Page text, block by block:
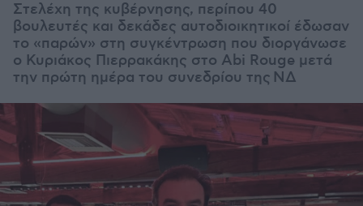
Στελέχη της κυβέρνησης, περίπου 40
βουλευτές και δεκάδες αυτοδιοικητικοί έδωσαν
το «παρών» στη συγκέντρωση που διοργάνωσε
ο Κυριάκος Πιερρακάκης στο Abi Rouge μετά
την πρώτη ημέρα του συνεδρίου της ΝΔ